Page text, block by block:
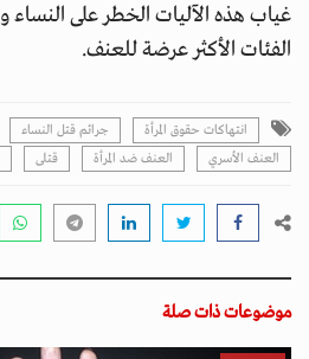
غياب هذه الآليات الخطر على
الفئات الأكثر عرضة للعنف.
انتهاكات حقوق المرأة جرائم قتل النساء
العنف الأسري
العنف ضد المرأة قتلى
موضوعات ذات صلة